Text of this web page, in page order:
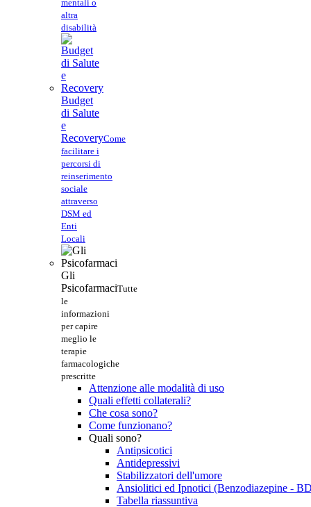
mentali o
altra
disabilità
Budget
di Salute
e
RecoveryCome
facilitare i
percorsi di
reinserimento
sociale
attraverso
DSM ed
Enti
Locali
Gli
PsicofarmaciTutte
le
informazioni
per capire
meglio le
terapie
farmacologiche
prescritte
Attenzione alle modalità di uso
Quali effetti collaterali?
Che cosa sono?
Come funzionano?
Quali sono?
Antipsicotici
Antidepressivi
Stabilizzatori dell'umore
Ansiolitici ed Ipnotici (Benzodiazepine -
Tabella riassuntiva